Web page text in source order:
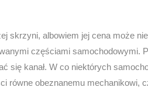
skrzyni, albowiem jej cena może
częściami samochodowymi.
się kanał. W co niektórych
równe obeznanemu mechanikowi,